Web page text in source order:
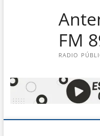
FM
RADIO